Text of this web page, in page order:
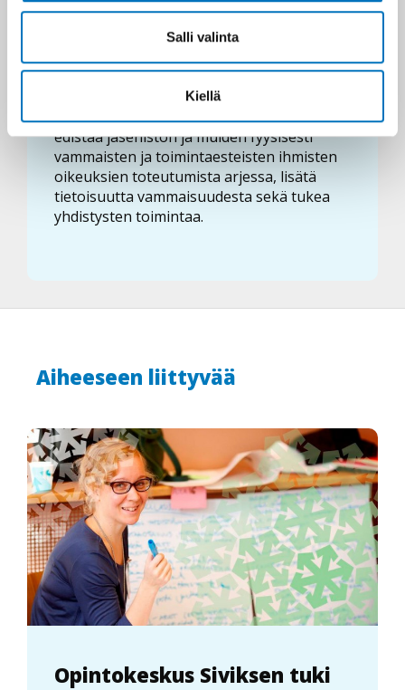
Salli valinta
Kiellä
Invalidiliitto kouluttaa
Invalidiliiton koulutuksen tavoitteena on
edistää jäsenistön ja muiden fyysisesti
vammaisten ja toimintaesteisten ihmisten
oikeuksien toteutumista arjessa, lisätä
tietoisuutta vammaisuudesta sekä tukea
yhdistysten toimintaa.
Aiheeseen liittyvää
Opintokeskus Siviksen tuki